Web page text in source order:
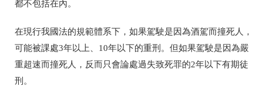
都不包括在內。
在現行我國法的規範體系下，如果駕駛是因為酒駕而撞死人，
可能被課處3年以上、10年以下的重刑。但如果駕駛是因為嚴
重超速而撞死人，反而只會論處過失致死罪的2年以下有期徒
刑。